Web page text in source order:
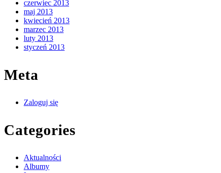
czerwiec 2013
maj 2013
kwiecień 2013
marzec 2013
luty 2013
styczeń 2013
Meta
Zaloguj się
Categories
Aktualności
Albumy